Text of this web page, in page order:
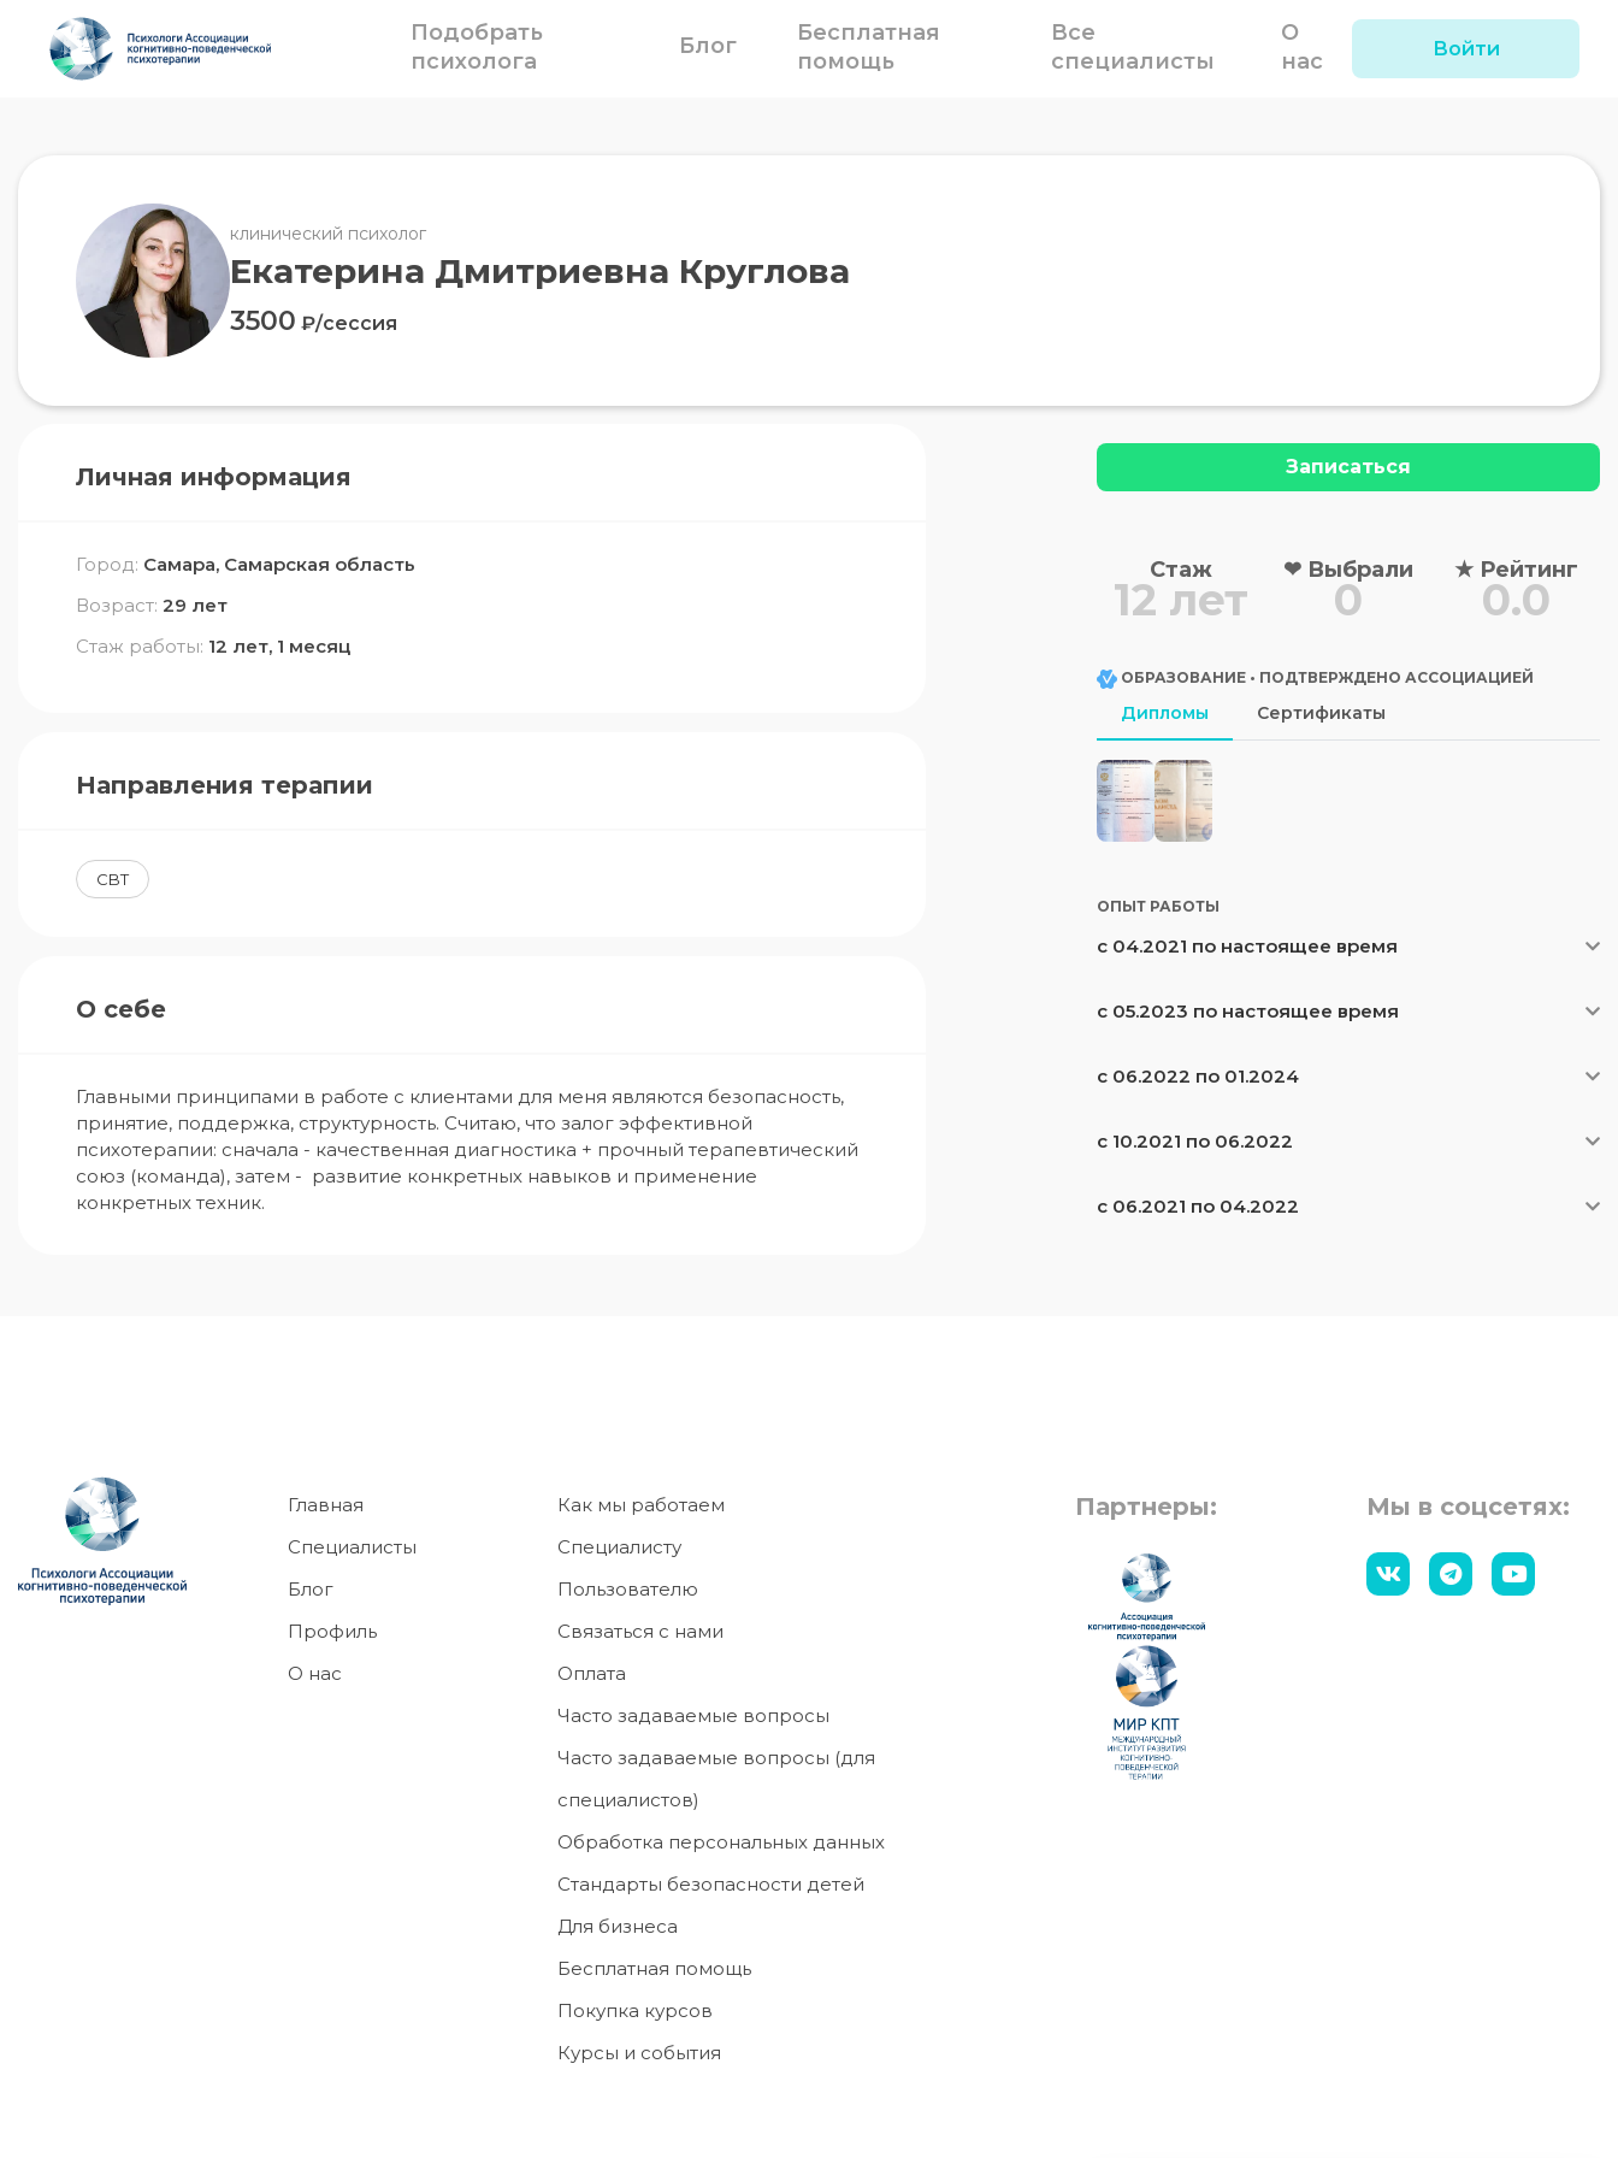
Подобрать
психолога
Блог Бесплатная
помощь
Все
специалисты
О
нас Войти
клинический психолог
Екатерина Дмитриевна Круглова
3500 ₽/сессия
Личная информация
Город: Самара, Самарская область
Возраст: 29 лет
Стаж работы: 12 лет, 1 месяц
Направления терапии
CBT
О себе
Главными принципами в работе с клиентами для меня являются безопасность,
принятие, поддержка, структурность. Считаю, что залог эффективной
психотерапии: сначала - качественная диагностика + прочный терапевтический
союз (команда), затем -  развитие конкретных навыков и применение
конкретных техник.
Записаться
Стаж
12 лет
❤ Выбрали
0
★ Рейтинг
0.0
ОБРАЗОВАНИЕ • ПОДТВЕРЖДЕНО АССОЦИАЦИЕЙ
Дипломы Сертификаты
ОПЫТ РАБОТЫ
с 04.2021 по настоящее время
с 05.2023 по настоящее время
с 06.2022 по 01.2024
с 10.2021 по 06.2022
с 06.2021 по 04.2022
Главная
Специалисты
Блог
Профиль
О нас
Как мы работаем
Специалисту
Пользователю
Связаться с нами
Оплата
Часто задаваемые вопросы
Часто задаваемые вопросы (для
специалистов)
Обработка персональных данных
Стандарты безопасности детей
Для бизнеса
Бесплатная помощь
Покупка курсов
Курсы и события
Партнеры: Мы в соцсетях: